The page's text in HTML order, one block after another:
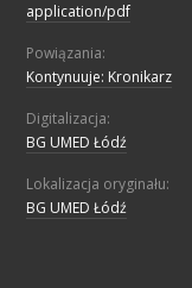
application/pdf
Powiązania:
Kontynuuje: Kronikarz
Digitalizacja:
BG UMED Łódź
Lokalizacja oryginału:
BG UMED Łódź